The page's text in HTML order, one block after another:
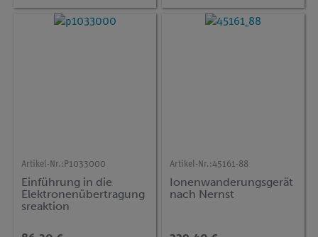
Artikel-Nr.: P1033000
Einführung in die
Elektronenübertragung
sreaktion
Artikel-Nr.:45161-88
Ionenwanderungsgerät
nach Nernst